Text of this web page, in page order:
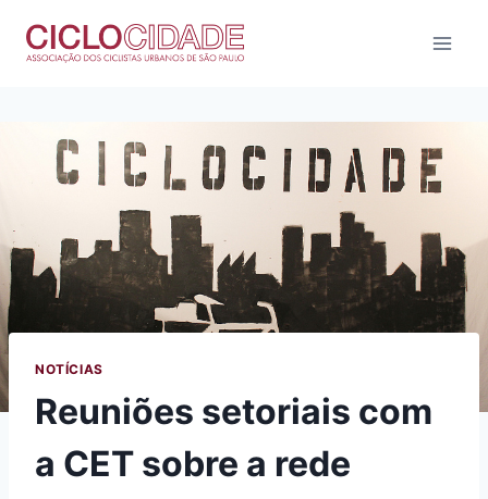
para
NOTÍCIAS
Reuniões setoriais com
a CET sobre a rede